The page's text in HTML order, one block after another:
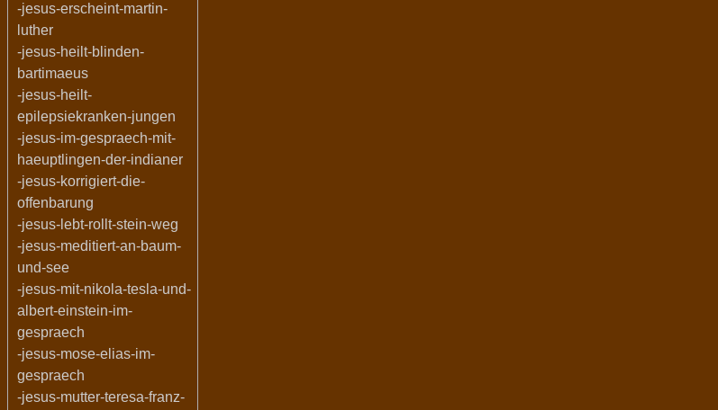
-jesus-erscheint-martin-
luther
-jesus-heilt-blinden-
bartimaeus
-jesus-heilt-
epilepsiekranken-jungen
-jesus-im-gespraech-mit-
haeuptlingen-der-indianer
-jesus-korrigiert-die-
offenbarung
-jesus-lebt-rollt-stein-weg
-jesus-meditiert-an-baum-
und-see
-jesus-mit-nikola-tesla-und-
albert-einstein-im-
gespraech
-jesus-mose-elias-im-
gespraech
-jesus-mutter-teresa-franz-